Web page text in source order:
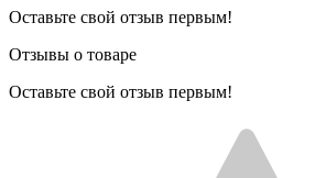
Оставьте свой отзыв первым!
Отзывы о товаре
Оставьте свой отзыв первым!